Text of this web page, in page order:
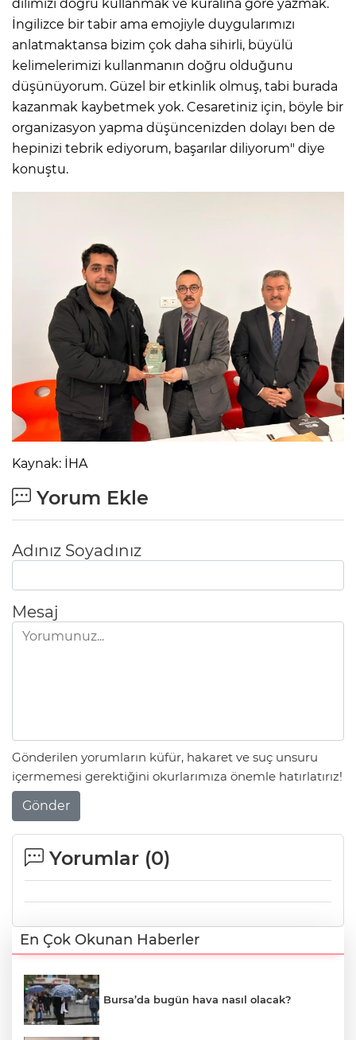
dilimizi doğru kullanmak ve kuralına göre yazmak.
İngilizce bir tabir ama emojiyle duygularımızı
anlatmaktansa bizim çok daha sihirli, büyülü
kelimelerimizi kullanmanın doğru olduğunu
düşünüyorum. Güzel bir etkinlik olmuş, tabi burada
kazanmak kaybetmek yok. Cesaretiniz için, böyle bir
organizasyon yapma düşüncenizden dolayı ben de
hepinizi tebrik ediyorum, başarılar diliyorum" diye
konuştu.
Kaynak: İHA
Yorum Ekle
Adınız Soyadınız
Mesaj
Gönderilen yorumların küfür, hakaret ve suç unsuru
içermemesi gerektiğini okurlarımıza önemle hatırlatırız!
Gönder
Yorumlar (0)
En Çok Okunan Haberler
Bursa’da bugün hava nasıl olacak?